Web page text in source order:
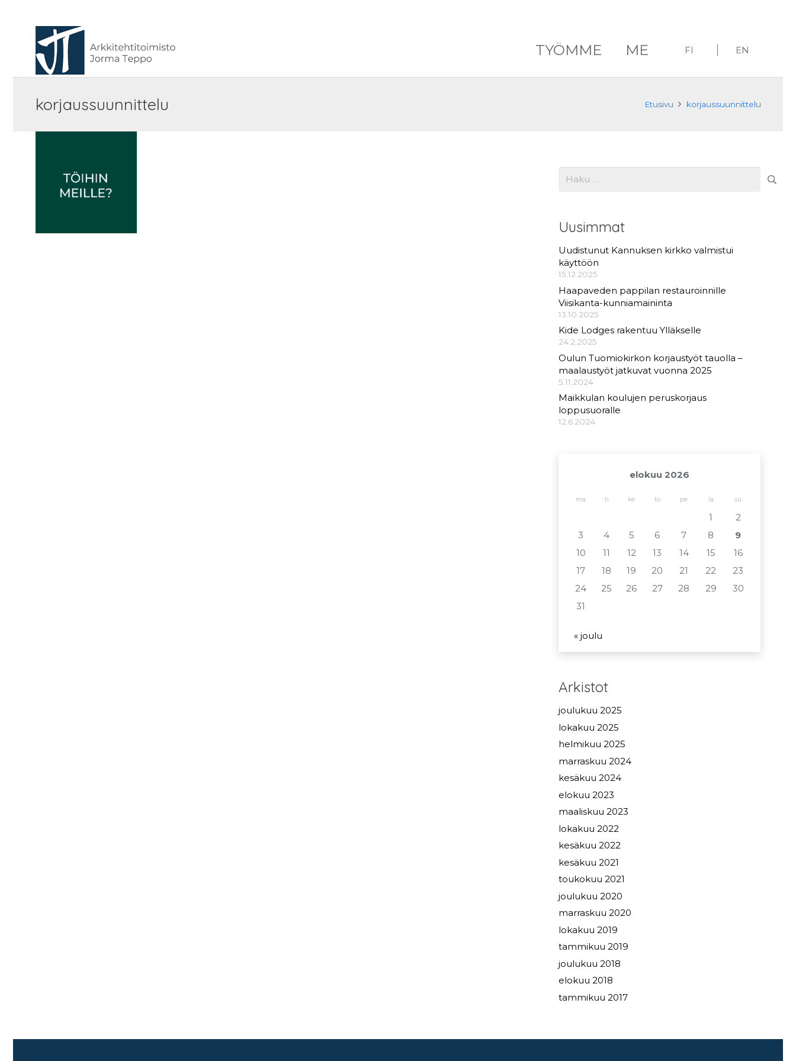
TYÖMME ME FI EN
korjaussuunnittelu Etusivu korjaussuunnittelu
Haku:
Uusimmat
Uudistunut Kannuksen kirkko valmistui
käyttöön
15.12.2025
Haapaveden pappilan restauroinnille
Viisikanta-kunniamaininta
13.10.2025
Kide Lodges rakentuu Ylläkselle
24.2.2025
Oulun Tuomiokirkon korjaustyöt tauolla –
maalaustyöt jatkuvat vuonna 2025
5.11.2024
Maikkulan koulujen peruskorjaus
loppusuoralle
12.6.2024
elokuu 2026
ma ti ke to pe la su
1
2
3
4 5 6 7 8
9
10
11 12 13 14 15
16
17
18 19 20 21 22
23
24
25 26 27 28 29
30
31
« joulu
Arkistot
joulukuu 2025
lokakuu 2025
helmikuu 2025
marraskuu 2024
kesäkuu 2024
elokuu 2023
maaliskuu 2023
lokakuu 2022
kesäkuu 2022
kesäkuu 2021
toukokuu 2021
joulukuu 2020
marraskuu 2020
lokakuu 2019
tammikuu 2019
joulukuu 2018
elokuu 2018
tammikuu 2017